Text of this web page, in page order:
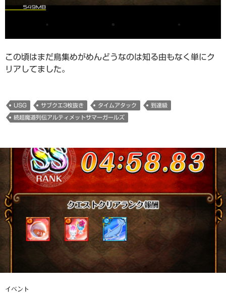
この頃はまだ鳥集めがめんどうなのは知る由もなく単にク
リアしてました。
USG サブクエ3枚抜き タイムアタック 到達級
続超魔道列伝アルティメットサマーガールズ
イベント